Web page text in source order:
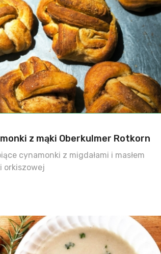
z mąki Oberkulmer Rotkorn
cynamonki z migdałami i masłem
orkiszowej